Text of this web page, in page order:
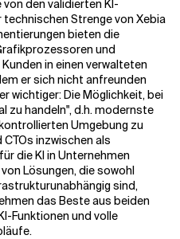
den validierten KI-
Strenge von Xebia
bieten die
und
in einen verwalteten
er sich nicht anfreunden
wichtiger: Die Möglichkeit, bei
zu handeln", d.h. modernste
Umgebung zu
inzwischen als
die KI in Unternehmen
Lösungen, die sowohl
sind,
das Beste aus beiden
Funktionen und volle